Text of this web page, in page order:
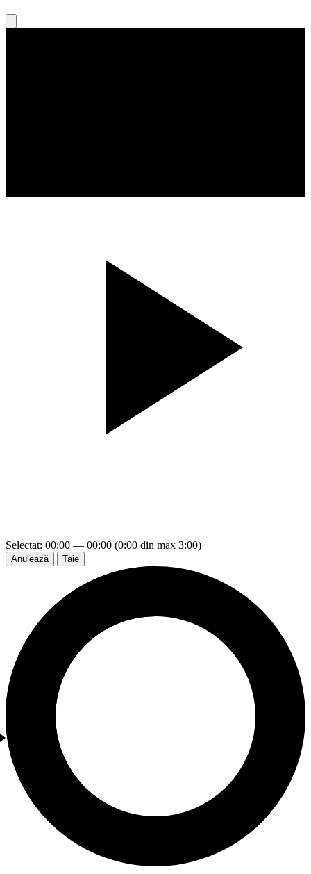
Selectat: 00:00 — 00:00 (0:00 din max 3:00)
Anulează Taie